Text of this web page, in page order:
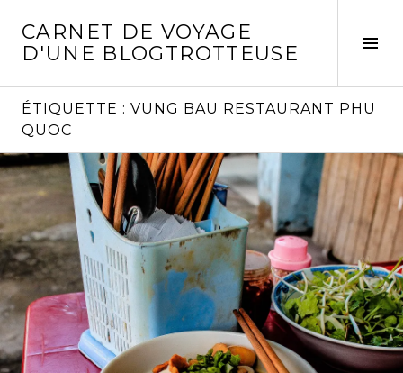
contenu
CARNET DE VOYAGE
D'UNE BLOGTROTTEUSE
ÉTIQUETTE : VUNG BAU RESTAURANT PHU
QUOC